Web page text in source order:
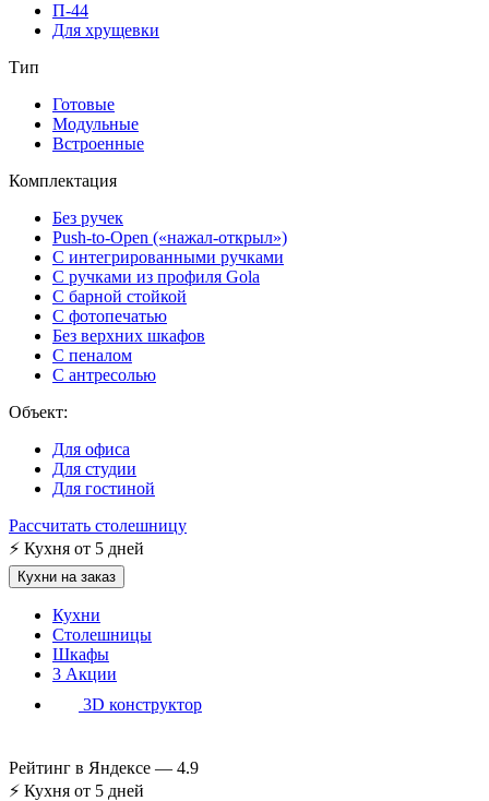
П-44
Для хрущевки
Тип
Готовые
Модульные
Встроенные
Комплектация
Без ручек
Push-to-Open («нажал-открыл»)
С интегрированными ручками
С ручками из профиля Gola
С барной стойкой
С фотопечатью
Без верхних шкафов
С пеналом
С антресолью
Объект:
Для офиса
Для студии
Для гостиной
Рассчитать столешницу
⚡ Кухня от 5 дней
Кухни на заказ
Кухни
Столешницы
Шкафы
3 Акции
3D конструктор
Рейтинг в Яндексе — 4.9
⚡ Кухня от 5 дней